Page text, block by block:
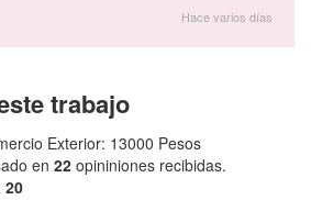
Hace varios días
trabajo
Exterior: 13000 Pesos
en 22 opininiones recibidas.
20